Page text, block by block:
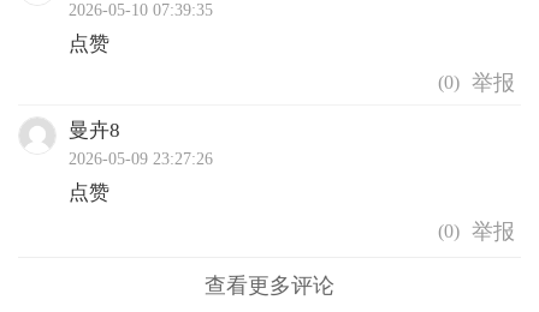
2026-05-10 07:39:35
点赞
(0)
曼卉8
2026-05-09 23:27:26
点赞
(0)
查看更多评论